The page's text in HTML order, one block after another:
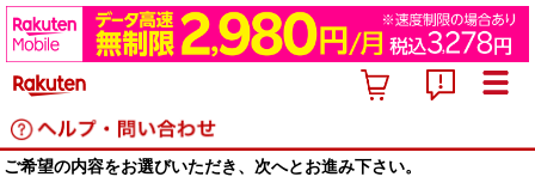
ご希望の内容をお選びいただき、次へとお進み下さい。